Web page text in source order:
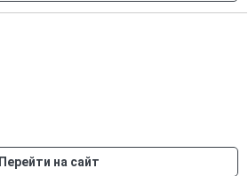
Перейти на сайт